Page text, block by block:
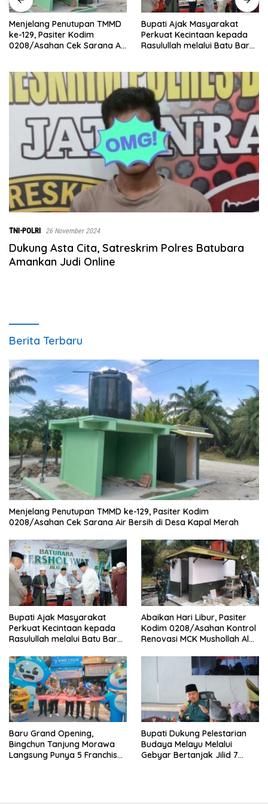
Bupati Ajak Masyarakat
Perkuat Kecintaan kepada
Rasulullah melalui Batu Bara
Abaikan Hari Libur, Pasiter
Kodim 0208/Asahan Kontrol
Renovasi MCK Mushollah Al
TNI-POLRI 26 November 2024
Dukung Asta Cita, Satreskrim Polres Batubara
Amankan Judi Online
Berita Terbaru
Menjelang Penutupan TMMD ke-129, Pasiter Kodim
0208/Asahan Cek Sarana Air Bersih di Desa Kapal Merah
Bupati Ajak Masyarakat
Perkuat Kecintaan kepada
Rasulullah melalui Batu Bara
Abaikan Hari Libur, Pasiter
Kodim 0208/Asahan Kontrol
Renovasi MCK Mushollah Al
‎Baru Grand Opening,
Bingchun Tanjung Morawa
Langsung Punya 5 Franchise
Bupati Dukung Pelestarian
Budaya Melayu Melalui
Gebyar Bertanjak Jilid 7